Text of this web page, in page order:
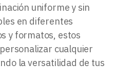
uniforme y sin
en diferentes
y formatos, estos
cualquier
la versatilidad de tus